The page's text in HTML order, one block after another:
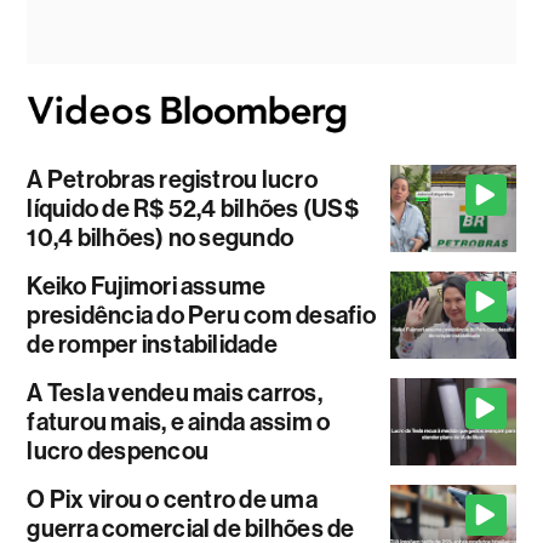
A Petrobras registrou lucro
líquido de R$ 52,4 bilhões (US$
10,4 bilhões) no segundo
Keiko Fujimori assume
presidência do Peru com desafio
de romper instabilidade
A Tesla vendeu mais carros,
faturou mais, e ainda assim o
lucro despencou
O Pix virou o centro de uma
guerra comercial de bilhões de